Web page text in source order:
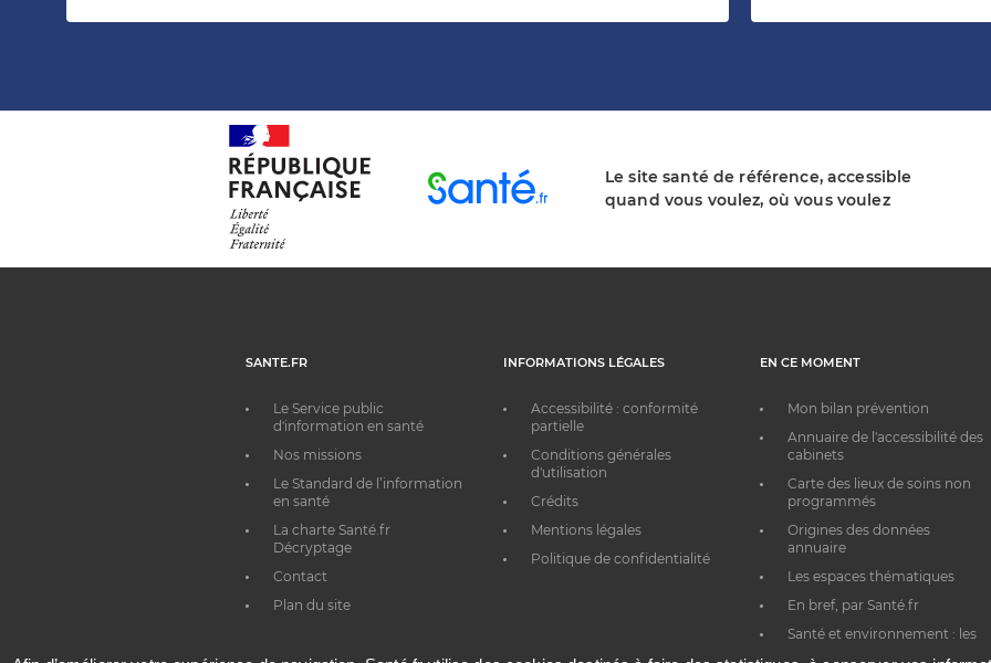
Le site santé de référence, accessible
quand vous voulez, où vous voulez
SANTE.FR
Le Service public
d'information en santé
Nos missions
Le Standard de l’information
en santé
La charte Santé.fr
Décryptage
Contact
Plan du site
INFORMATIONS LÉGALES
Accessibilité : conformité
partielle
Conditions générales
d'utilisation
Crédits
Mentions légales
Politique de confidentialité
EN CE MOMENT
Mon bilan prévention
Annuaire de l'accessibilité des
cabinets
Carte des lieux de soins non
programmés
Origines des données
annuaire
Les espaces thématiques
En bref, par Santé.fr
Santé et environnement : les